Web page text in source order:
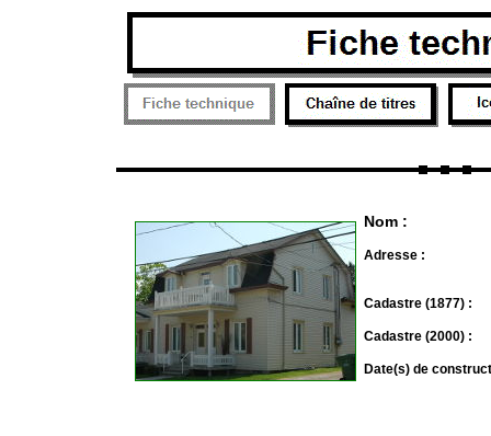
Nom :
Adresse :
Cadastre (1877) :
Cadastre (2000) :
Date(s) de